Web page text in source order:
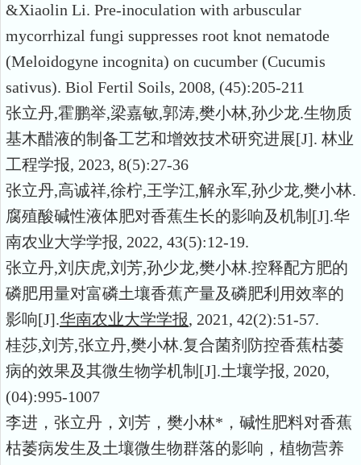
&Xiaolin Li. Pre-inoculation with arbuscular
mycorrhizal fungi suppresses root knot nematode
(Meloidogyne incognita) on cucumber (Cucumis
sativus). Biol Fertil Soils, 2008, (45):205-211
张立丹,霍鹏举,梁嘉敏,郭涛,樊小林,孙少龙.生物质
基木醋液的制备工艺和增效技术研究进展[J]. 林业
工程学报, 2023, 8(5):27-36
张立丹,高诚祥,徐柠,王学江,解永军,孙少龙,樊小林.
腐殖酸碱性液体肥对香蕉生长的影响及机制 [J].华
南农业大学学报, 2022, 43(5):12-19.
张立丹,刘庆虎,刘芳,孙少龙,樊小林.控释配方肥的
磷肥用量对富磷土壤香蕉产量及磷肥利用效率的
影响[J].华南农业大学学报, 2021, 42(2):51-57.
桂莎,刘芳,张立丹,樊小林.复合菌剂防控香蕉枯萎
病的效果及其微生物学机制 [J].土壤学报, 2020,
(04):995-1007
李进，张立丹，刘芳，樊小林* ，碱性肥料对香蕉
枯萎病发生及土壤微生物群落的影响，植物营养